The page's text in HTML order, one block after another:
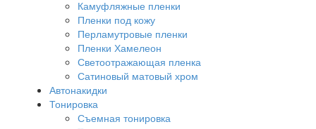
Камуфляжные пленки
Пленки под кожу
Перламутровые пленки
Пленки Хамелеон
Светоотражающая пленка
Сатиновый матовый хром
Автонакидки
Тонировка
Съемная тонировка